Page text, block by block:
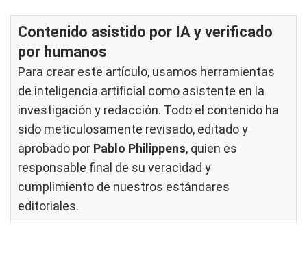
Contenido asistido por IA y verificado
por humanos
Para crear este artículo, usamos herramientas
de inteligencia artificial como asistente en la
investigación y redacción. Todo el contenido ha
sido meticulosamente revisado, editado y
aprobado por Pablo Philippens, quien es
responsable final de su veracidad y
cumplimiento de nuestros estándares
editoriales.